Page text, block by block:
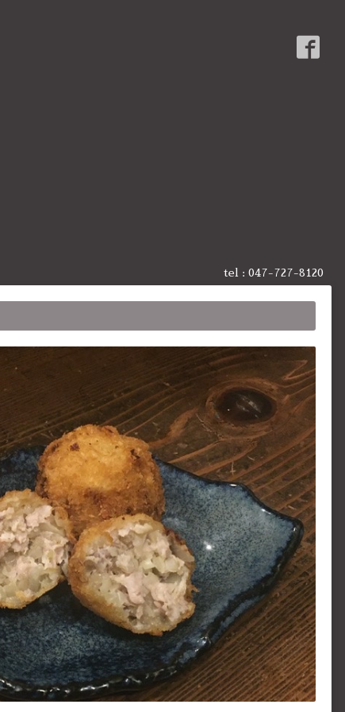
tel : 047-727-8120